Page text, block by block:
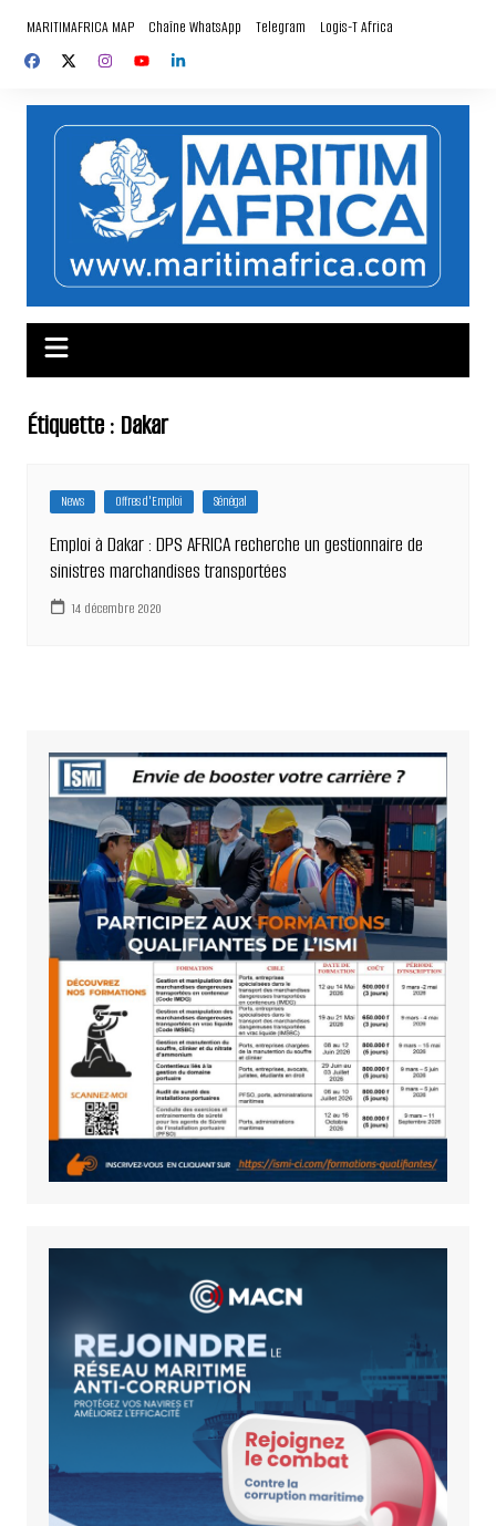
contenu
MARITIMAFRICA MAP Chaîne WhatsApp Telegram Logis-T Africa
Étiquette : Dakar
News Offres d'Emploi Sénégal
Emploi à Dakar : DPS AFRICA recherche un gestionnaire de
sinistres marchandises transportées
14 décembre 2020